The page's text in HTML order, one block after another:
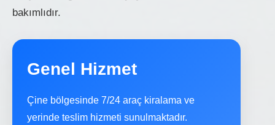
bakımlıdır.
Genel Hizmet
Çine bölgesinde 7/24 araç kiralama ve
yerinde teslim hizmeti sunulmaktadır.